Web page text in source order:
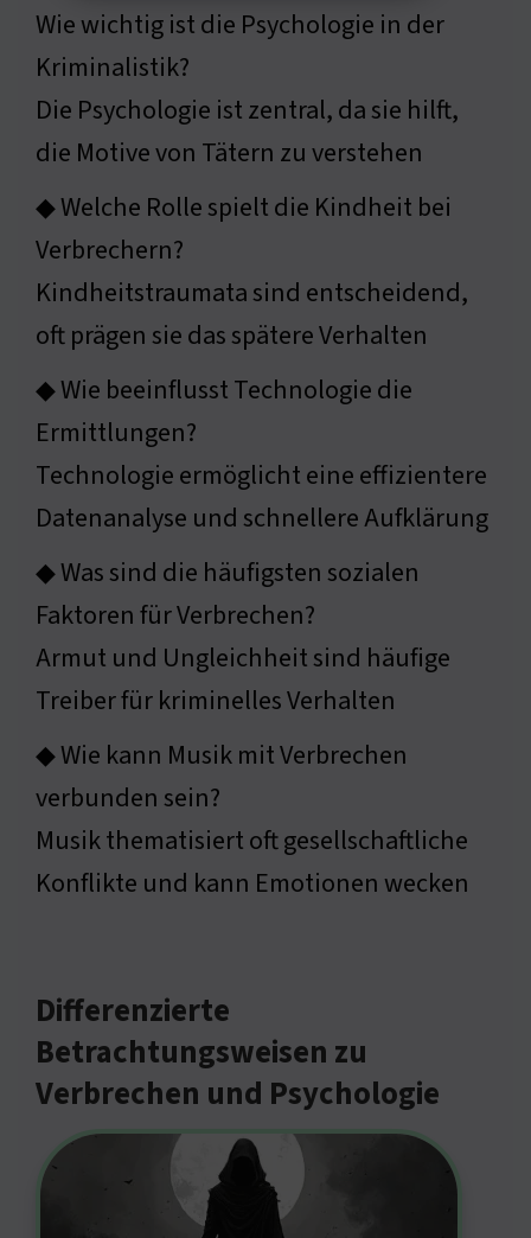
Wie wichtig ist die Psychologie in der
Kriminalistik?
Die Psychologie ist zentral, da sie hilft,
die Motive von Tätern zu verstehen
◆ Welche Rolle spielt die Kindheit bei
Verbrechern?
Kindheitstraumata sind entscheidend,
oft prägen sie das spätere Verhalten
◆ Wie beeinflusst Technologie die
Ermittlungen?
Technologie ermöglicht eine effizientere
Datenanalyse und schnellere Aufklärung
◆ Was sind die häufigsten sozialen
Faktoren für Verbrechen?
Armut und Ungleichheit sind häufige
Treiber für kriminelles Verhalten
◆ Wie kann Musik mit Verbrechen
verbunden sein?
Musik thematisiert oft gesellschaftliche
Konflikte und kann Emotionen wecken
Differenzierte
Betrachtungsweisen zu
Verbrechen und Psychologie